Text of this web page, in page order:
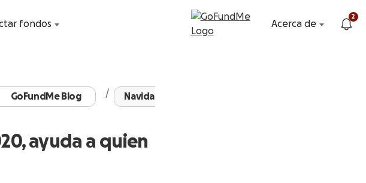
fondos Acerca de
2
GoFundMe Blog Navidades 2020, ayuda ...
ayuda a quien